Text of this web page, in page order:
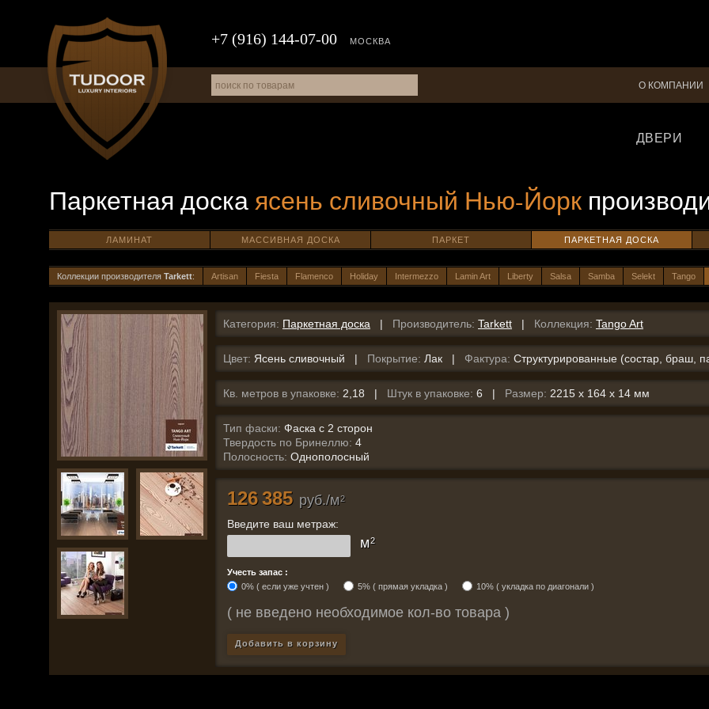
+7 (916) 144-07-00 МОСКВА
О КОМПАНИИ
ДВЕРИ
Паркетная доскаясень сливочный Нью-Йорк
ЛАМИНАТ МАССИВНАЯ ДОСКА ПАРКЕТ ПАРКЕТНАЯ ДОСКА
Коллекции производителя Tarkett: Artisan Fiesta Flamenco Holiday Intermezzo Lamin Art Liberty Salsa Samba Selekt Tango
Категория: Паркетная доска | Производитель: Tarkett | Коллекция: Tango Art
Цвет: Ясень сливочный | Покрытие: Лак | Фактура: Структурированные (состар, браш,
Кв. метров в упаковке: 2,18 | Штук в упаковке: 6 | Размер: 2215 x 164 x 14 мм
Тип фаски: Фаска с 2 сторон
Твердость по Бринеллю: 4
Полосность: Однополосный
126 385 руб./м2
Введите ваш метраж:
м2
Учесть запас :
0% ( если уже учтен )
5% ( прямая укладка ) 10% ( укладка по диагонали )
( не введено необходимое кол-во товара )
Добавить в корзину